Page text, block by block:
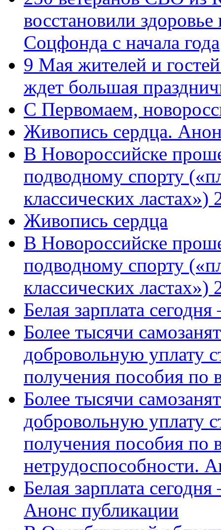
восстановили
Соцфонда с начала года
9 Мая жителей и
ждет большая
C Первомаем,
Живопись сердца.
В Новороссийске
подводному спорту
классических
Живопись сердца
В Новороссийске
подводному спорту
классических ластах»)
Белая зарплата
Более тысячи
добровольную уплату
получения пособия по
Более тысячи
добровольную уплату
получения пособия по
нетрудоспособности.
Белая зарплата
Анонс публикации